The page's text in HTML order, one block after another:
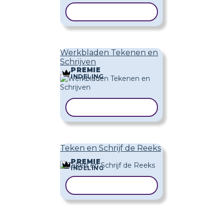
Werkbladen Tekenen en
Schrijven
PREMIE
INDELING
Teken en Schrijf de Reeks
PREMIE
INDELING